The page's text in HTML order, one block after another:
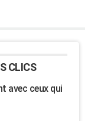
CLICS
avec ceux qui